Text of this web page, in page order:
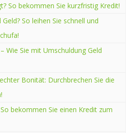
So bekommen Sie kurzfristig Kredit!
So leihen Sie schnell und
Wie Sie mit Umschuldung Geld
Bonität: Durchbrechen Sie die
bekommen Sie einen Kredit zum